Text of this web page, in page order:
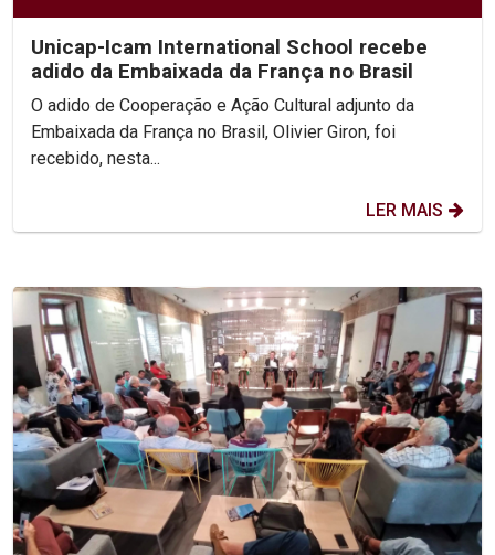
Unicap-Icam International School recebe
adido da Embaixada da França no Brasil
O adido de Cooperação e Ação Cultural adjunto da
Embaixada da França no Brasil, Olivier Giron, foi
recebido, nesta...
LER MAIS